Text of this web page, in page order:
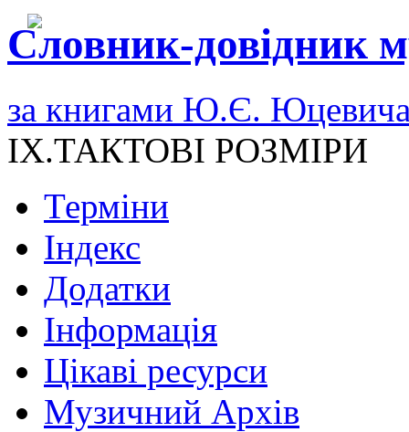
Словник-довідник
за книгами Ю.Є.
IX.ТАКТОВІ РОЗМІРИ
Терміни
Індекс
Додатки
Інформація
Цікаві ресурси
Музичний Архів